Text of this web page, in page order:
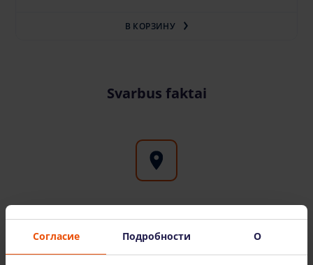
В КОРЗИНУ
Svarbus faktai
Аренда высотного оборудования по всей
Литве
Филиалы Bokštelis.lt можно найти в крупных
Согласие Подробности О